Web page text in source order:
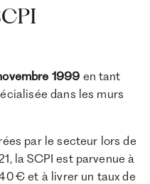
1999 en tant
dans les murs
par le secteur lors de
la SCPI est parvenue à
€ et à livrer un taux de